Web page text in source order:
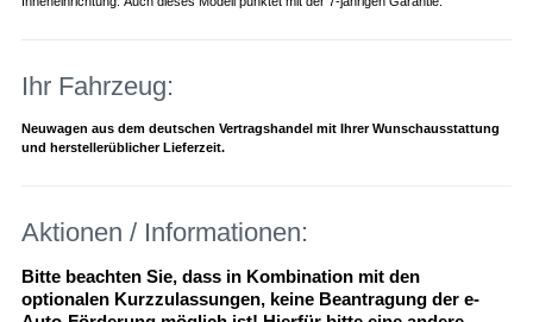
Ihr Fahrzeug:
Neuwagen aus dem deutschen Vertragshandel mit Ihrer Wunschausstattung
und herstellerüblicher Lieferzeit.
Aktionen / Informationen:
Bitte beachten Sie, dass in Kombination mit den
optionalen Kurzzulassungen, keine Beantragung der e-